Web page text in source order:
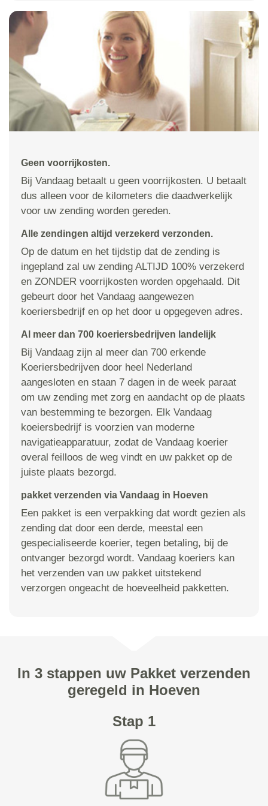
Geen voorrijkosten.
Bij Vandaag betaalt u geen voorrijkosten. U betaalt
dus alleen voor de kilometers die daadwerkelijk
voor uw zending worden gereden.
Alle zendingen altijd verzekerd verzonden.
Op de datum en het tijdstip dat de zending is
ingepland zal uw zending ALTIJD 100% verzekerd
en ZONDER voorrijkosten worden opgehaald. Dit
gebeurt door het Vandaag aangewezen
koeriersbedrijf en op het door u opgegeven adres.
Al meer dan 700 koeriersbedrijven landelijk
Bij Vandaag zijn al meer dan 700 erkende
Koeriersbedrijven door heel Nederland
aangesloten en staan 7 dagen in de week paraat
om uw zending met zorg en aandacht op de plaats
van bestemming te bezorgen. Elk Vandaag
koeiersbedrijf is voorzien van moderne
navigatieapparatuur, zodat de Vandaag koerier
overal feilloos de weg vindt en uw pakket op de
juiste plaats bezorgd.
pakket verzenden via Vandaag in Hoeven
Een pakket is een verpakking dat wordt gezien als
zending dat door een derde, meestal een
gespecialiseerde koerier, tegen betaling, bij de
ontvanger bezorgd wordt. Vandaag koeriers kan
het verzenden van uw pakket uitstekend
verzorgen ongeacht de hoeveelheid pakketten.
In 3 stappen uw Pakket verzenden
geregeld in Hoeven
Stap 1